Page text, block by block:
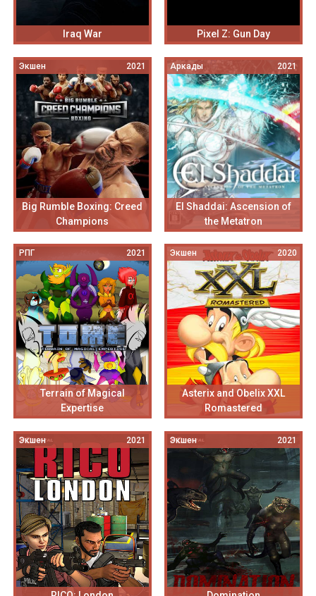
Iraq War Pixel Z: Gun Day
Экшен 2021
Big Rumble Boxing: Creed
Champions
Аркады 2021
El Shaddai: Ascension of
the Metatron
РПГ 2021
Terrain of Magical
Expertise
Экшен 2020
Asterix and Obelix XXL
Romastered
Экшен 2021 Экшен 2021